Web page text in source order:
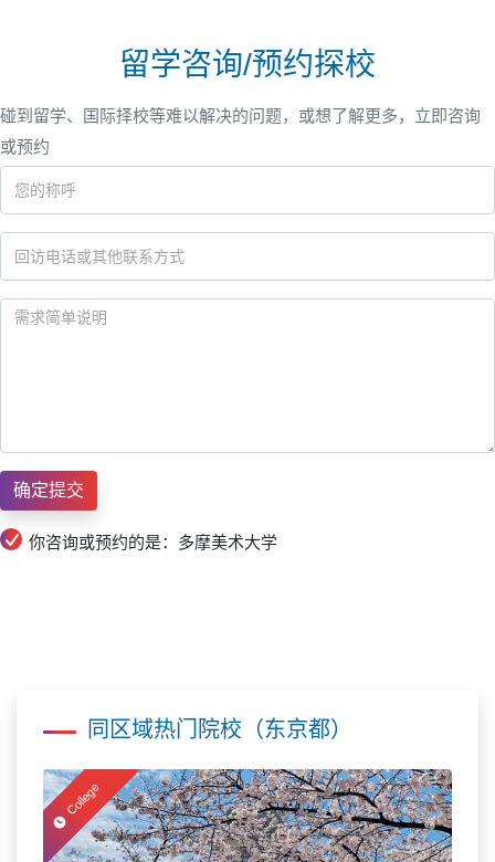
留学咨询/预约探校
碰到留学、国际择校等难以解决的问题，或想了解更多，立即咨询
或预约
你咨询或预约的是：多摩美术大学
同区域热门院校（东京都）
College